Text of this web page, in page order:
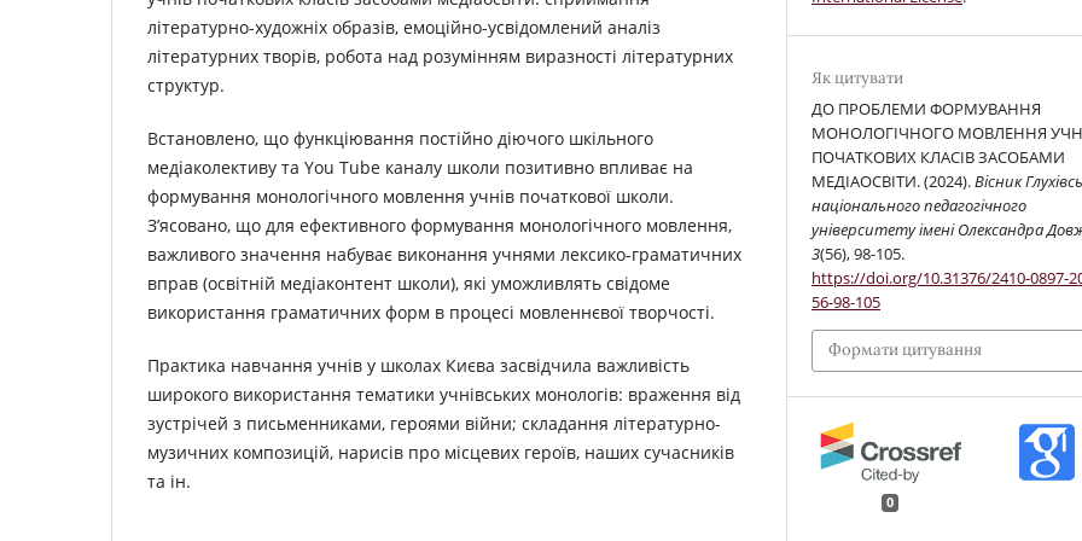
літературно-художніх образів, емоційно-усвідомлений аналіз
літературних творів, робота над розумінням виразності літературних
структур.
Встановлено, що функціювання постійно діючого шкільного
медіаколективу та You Tube каналу школи позитивно впливає на
формування монологічного мовлення учнів початкової школи.
З’ясовано, що для ефективного формування монологічного мовлення,
важливого значення набуває виконання учнями лексико-граматичних
вправ (освітній медіаконтент школи), які уможливлять свідоме
використання граматичних форм в процесі мовленнєвої творчості.
Практика навчання учнів у школах Києва засвідчила важливість
широкого використання тематики учнівських монологів: враження від
зустрічей з письменниками, героями війни; складання літературно-
музичних композицій, нарисів про місцевих героїв, наших сучасників
та ін.
Як цитувати
ДО ПРОБЛЕМИ ФОРМУВАННЯ
МОНОЛОГІЧНОГО МОВЛЕННЯ
ПОЧАТКОВИХ КЛАСІВ ЗАСОБАМИ
МЕДІАОСВІТИ. (2024).Вісник
національного педагогічного
університету імені Олександра
3(56), 98-105.
https://doi.org/10.31376/2410-0897-
56-98-105
Формати цитування
0